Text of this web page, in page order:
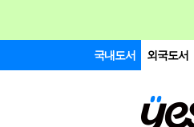
국내도서 외국도서